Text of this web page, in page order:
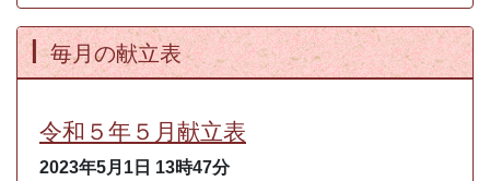
毎月の献立表
令和５年５月献立表
2023年5月1日 13時47分